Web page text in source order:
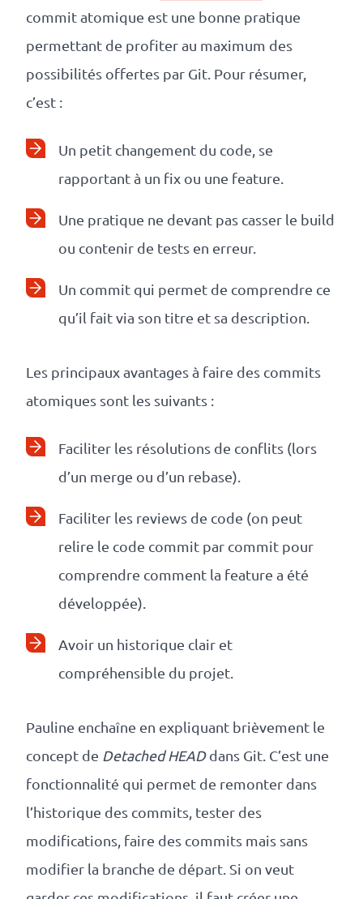
commit atomique est une bonne pratique
permettant de profiter au maximum des
possibilités offertes par Git. Pour résumer,
c’est :
Un petit changement du code, se
rapportant à un fix ou une feature.
Une pratique ne devant pas casser le build
ou contenir de tests en erreur.
Un commit qui permet de comprendre ce
qu’il fait via son titre et sa description.
Les principaux avantages à faire des commits
atomiques sont les suivants :
Faciliter les résolutions de conflits (lors
d’un merge ou d’un rebase).
Faciliter les reviews de code (on peut
relire le code commit par commit pour
comprendre comment la feature a été
développée).
Avoir un historique clair et
compréhensible du projet.
Pauline enchaîne en expliquant brièvement le
concept de Detached HEADdans Git. C’est une
fonctionnalité qui permet de remonter dans
l’historique des commits, tester des
modifications, faire des commits mais sans
modifier la branche de départ. Si on veut